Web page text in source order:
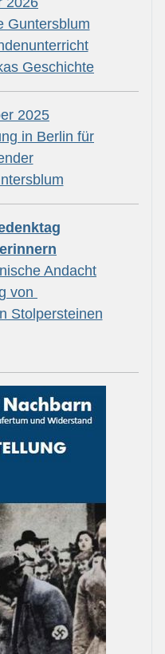
Guntersblum
Geschichte
2025
in Berlin für
Andacht
von
Stolpersteinen